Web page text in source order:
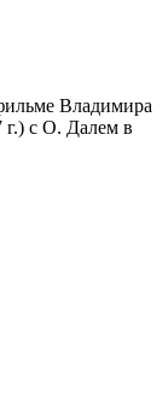
Владимира
с О. Далем в